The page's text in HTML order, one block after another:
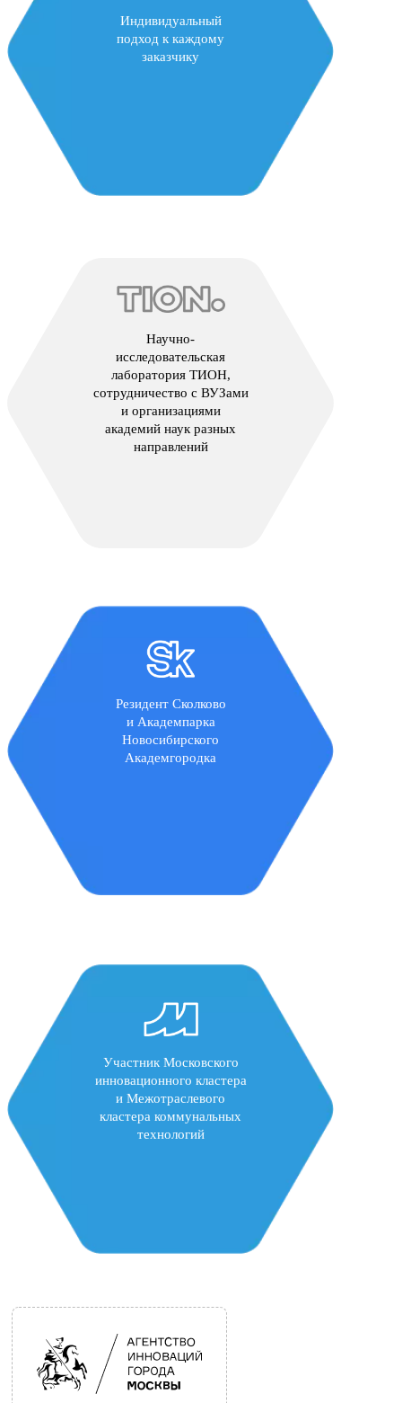
Индивидуальный
подход к каждому
заказчику
Научно-
исследовательская
лаборатория ТИОН,
сотрудничество с ВУЗами
и организациями
академий наук разных
направлений
Резидент Сколково
и Академпарка
Новосибирского
Академгородка
Участник Московского
инновационного кластера
и Межотраслевого
кластера коммунальных
технологий